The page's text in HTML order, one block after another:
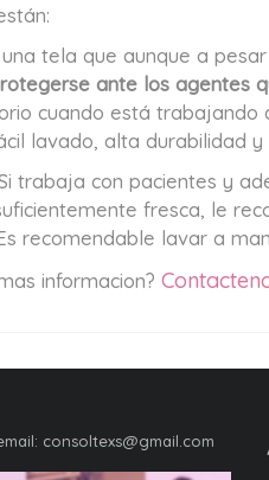
una tela que aunque a
ante los agentes
cuando está trabajando
lavado, alta durabilidad y
trabaja con pacientes y
fresca, le
recomendable lavar a
informacion?
consoltexs@gmail.com